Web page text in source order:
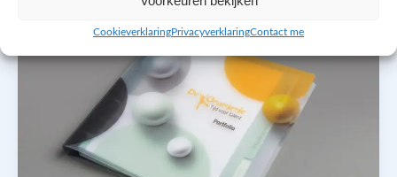
CookieverklaringPrivacyverklaringContact me